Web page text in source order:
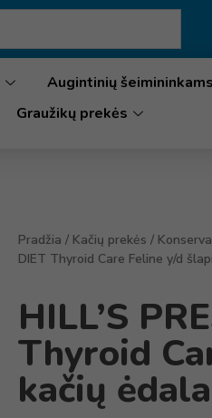
Augintinių
Graužikų prekės
Pradžia / Kačių prekės /
DIET Thyroid Care Feline y/d
HILL’S
Thyroid
kačių